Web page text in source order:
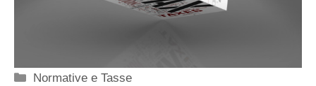
Categorie
Normative e Tasse